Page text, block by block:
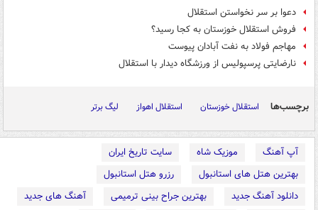
دعوا بر سر نخواستن استقلال
فروش استقلال خوزستان به کجا رسید؟
مهاجم فولاد به نفت آبادان پیوست
نارضایتی پرسپولیس از ورزشگاه دیدار با استقلال
برچسب‌ها استقلال خوزستان استقلال اهواز لیگ برتر
آپ آهنگ موزیک شاه
سایت تاریخ ایران
بهترین هتل های استانبول
رزرو هتل استانبول
دانلود آهنگ جدید
بهترین جراح بینی ترمیمی
آهنگ های جدید